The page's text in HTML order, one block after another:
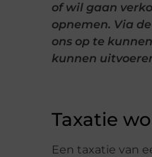
of wil gaan
opnemen. Via
ons op te
kunnen
Taxatie
Een taxatie van